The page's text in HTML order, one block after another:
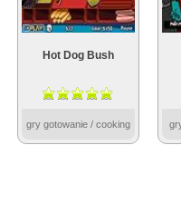
Hot Dog Bush
gry gotowanie / cooking